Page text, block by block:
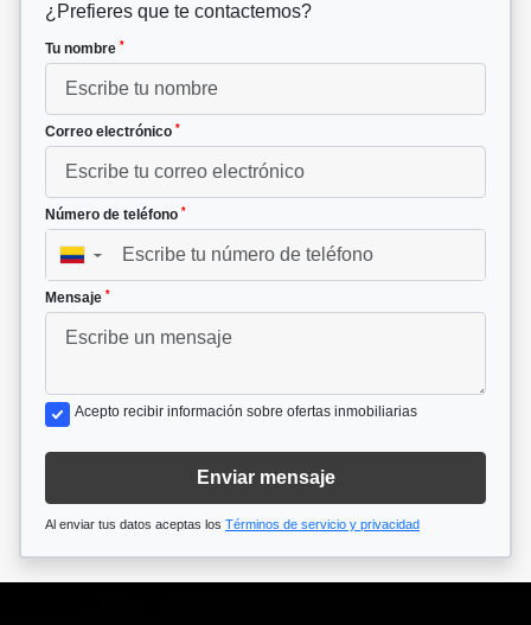
¿Prefieres que te contactemos?
Tu nombre *
Correo electrónico *
Número de teléfono *
▼
Mensaje *
Acepto recibir información sobre ofertas inmobiliarias
Enviar mensaje
Al enviar tus datos aceptas los Términos de servicio y privacidad